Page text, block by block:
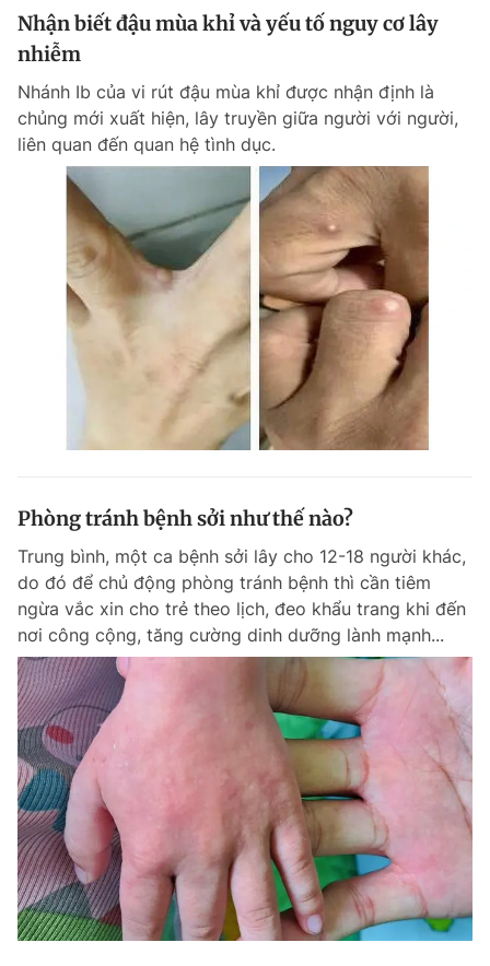
Nhận biết đậu mùa khỉ và yếu tố nguy cơ lây
nhiễm
Nhánh Ib của vi rút đậu mùa khỉ được nhận định là
chủng mới xuất hiện, lây truyền giữa người với người,
liên quan đến quan hệ tình dục.
Phòng tránh bệnh sởi như thế nào?
Trung bình, một ca bệnh sởi lây cho 12-18 người khác,
do đó để chủ động phòng tránh bệnh thì cần tiêm
ngừa vắc xin cho trẻ theo lịch, đeo khẩu trang khi đến
nơi công cộng, tăng cường dinh dưỡng lành mạnh...